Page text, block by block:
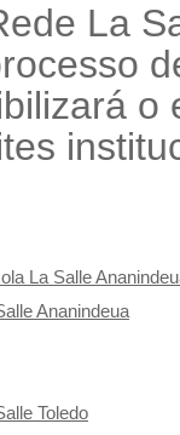
La
La Salle
Ananindeua
Toledo